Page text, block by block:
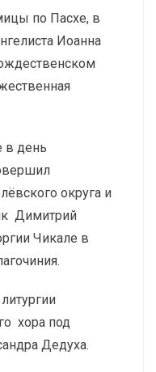
по Пасхе, в
Иоанна
в день
округа и
Димитрий
Чикале в
хора под
Дедуха.